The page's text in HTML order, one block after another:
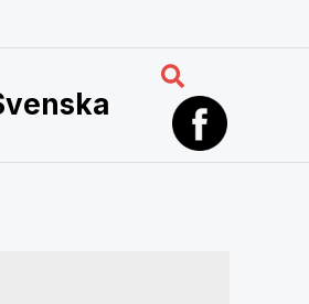
Search